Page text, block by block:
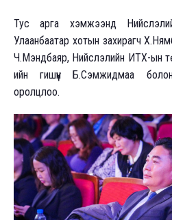
Тус арга хэмжээнд
Улаанбаатар хотын захирагч
Ч.Мэндбаяр, Нийслэлийн ИТХ-ын
ийн гишүүн Б.Сэмжидмаа
оролцлоо.